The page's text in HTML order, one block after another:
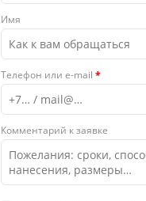
Имя
Телефон или e-mail *
Комментарий к заявке